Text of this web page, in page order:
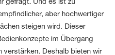
aber hochwertiger
steigen wird. Dieser
im Übergang
verstärken. Deshalb bieten wir